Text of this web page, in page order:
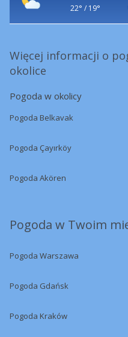
22° / 19°
Więcej informacji o
okolice
Pogoda w okolicy
Pogoda Belkavak
Pogoda Çayırköy
Pogoda Akören
Pogoda w Twoim
Pogoda Warszawa
Pogoda Gdańsk
Pogoda Kraków